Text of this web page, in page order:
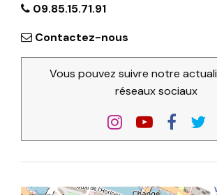
09.85.15.71.91
Contactez-nous
Vous pouvez suivre notre
réseaux sociaux